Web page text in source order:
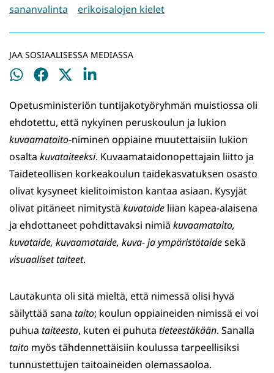
sananvalinta
erikoisalojen kielet
JAA SOSIAALISESSA MEDIASSA
Jaa
Jaa
Jaa
Jaa
Opetusministeriön tuntijakotyöryhmän muistiossa oli
ehdotettu, että nykyinen peruskoulun ja lukion
kuvaamataito-niminen oppiaine muutettaisiin lukion
osalta kuvataiteeksi. Kuvaamataidonopettajain liitto ja
Taideteollisen korkeakoulun taidekasvatuksen osasto
olivat kysyneet kielitoimiston kantaa asiaan. Kysyjät
olivat pitäneet nimitystä kuvataide liian kapea-alaisena
ja ehdottaneet pohdittavaksi nimiä kuvaamataito,
kuvataide, kuvaamataide, kuva- ja ympäristötaidesekä
visuaaliset taiteet.
Lautakunta oli sitä mieltä, että nimessä olisi hyvä
säilyttää sana taito; koulun oppiaineiden nimissä ei voi
puhua taiteesta, kuten ei puhuta tieteestäkään. Sanalla
taito myös tähdennettäisiin koulussa tarpeellisiksi
tunnustettujen taitoaineiden olemassaoloa.